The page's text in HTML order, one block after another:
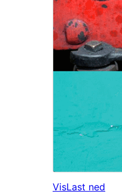
VisLast ned